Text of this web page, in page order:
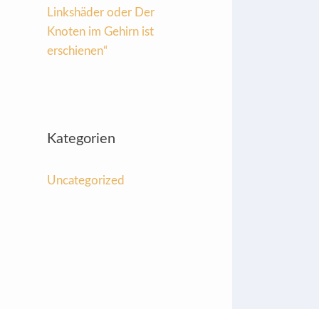
Linkshäder oder Der
Knoten im Gehirn ist
erschienen“
Kategorien
Uncategorized